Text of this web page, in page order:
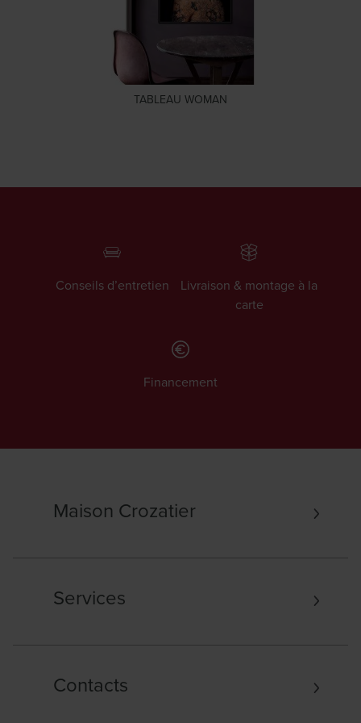
TABLEAU WOMAN
Conseils d’entretien
Livraison & montage à la
carte
Financement
Maison Crozatier
Services
Contacts